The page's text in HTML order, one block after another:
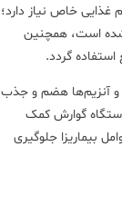
غذایی خاص نیاز دارد؛
شده است، همچنین
استفاده گردد.
و آنزیم‌ها هضم و جذب
گوارش کمک
بیماریزا جلوگیری